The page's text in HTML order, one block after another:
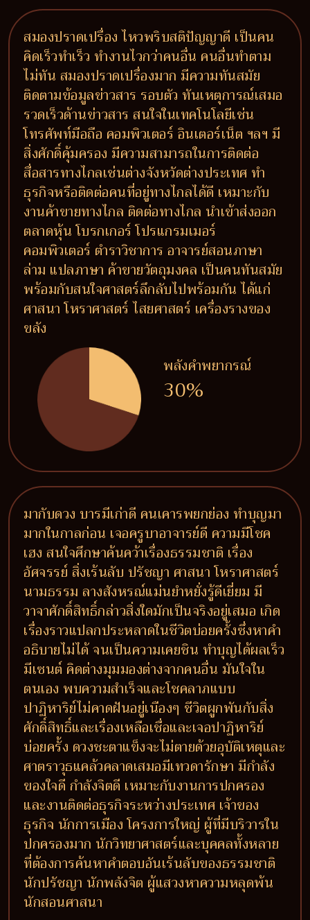
สมองปราดเปรื่อง ไหวพริบสติปัญญาดี เป็นคน
คิดเร็วทำเร็ว ทำงานไวกว่าคนอื่น คนอื่นทำตาม
ไม่ทัน สมองปราดเปรื่องมาก มีความทันสมัย
ติดตามข้อมูลข่าวสาร รอบตัว ทันเหตุการณ์เสมอ
รวดเร็วด้านข่าวสาร สนใจในเทคโนโลยีเช่น
โทรศัพท์มือถือ คอมพิวเตอร์ อินเตอร์เน็ต ฯลฯ มี
สิ่งศักดิ์คุ้มครอง มีความสามารถในการติดต่อ
สื่อสารทางไกลเช่นต่างจังหวัดต่างประเทศ ทำ
ธุรกิจหรือติดต่อคนที่อยู่ทางไกลได้ดี เหมาะกับ
งานค้าขายทางไกล ติดต่อทางไกล นำเข้าส่งออก
ตลาดหุ้น โบรกเกอร์ โปรแกรมเมอร์
คอมพิวเตอร์ ตำราวิชาการ อาจารย์สอนภาษา
ล่าม แปลภาษา ค้าขายวัตถุมงคล เป็นคนทันสมัย
พร้อมกับสนใจศาสตร์ลึกลับไปพร้อมกัน ได้แก่
ศาสนา โหราศาสตร์ ไสยศาสตร์ เครื่องรางของ
ขลัง
พลังคำพยากรณ์
30%
มากับดวง บารมีเก่าดี คนเคารพยกย่อง ทำบุญมา
มากในกาลก่อน เจอครูบาอาจารย์ดี ความมีโชค
เฮง สนใจศึกษาค้นคว้าเรื่องธรรมชาติ เรื่อง
อัศจรรย์ สิ่งเร้นลับ ปรัชญา ศาสนา โหราศาสตร์
นามธรรม ลางสังหรณ์แม่นยำหยั่งรู้ดีเยี่ยม มี
วาจาศักดิ์สิทธิ์กล่าวสิ่งใดมักเป็นจริงอยู่เสมอ เกิด
เรื่องราวแปลกประหลาดในชีวิตบ่อยครั้งซึ่งหาคำ
อธิบายไม่ได้ จนเป็นความเคยชิน ทำบุญได้ผลเร็ว
มีเซนต์ คิดต่างมุมมองต่างจากคนอื่น มันใจใน
ตนเอง พบความสำเร็จและโชคลาภแบบ
ปาฏิหาริย์ไม่คาดฝันอยู่เนืองๆ ชีวิตผูกพันกับสิ่ง
ศักดิ์สิทธิ์และเรื่องเหลือเชื่อและเจอปาฏิหาริย์
บ่อยครั้ง ดวงชะตาแข็งจะไม่ตายด้วยอุบัติเหตุและ
ศาตราวุธแคล้วคลาดเสมอมีเทวดารักษา มีกำลัง
ของใจดี กำลังจิตดี เหมาะกับงานการปกครอง
และงานติดต่อธุรกิจระหว่างประเทศ เจ้าของ
ธุรกิจ นักการเมือง โครงการใหญ่ ผู้ที่มีบริวารใน
ปกครองมาก นักวิทยาศาสตร์และบุคคลทั้งหลาย
ที่ต้องการค้นหาคำตอบอันเร้นลับของธรรมชาติ
นักปรัชญา นักพลังจิต ผู้แสวงหาความหลุดพ้น
นักสอนศาสนา